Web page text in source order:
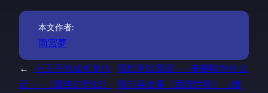
本文作者:
雨宮夢
←
小王子的成长复仇
记——《最终幻想15》
我想所以我是——来聊聊为什么
我们喜欢看《西部世界》（微